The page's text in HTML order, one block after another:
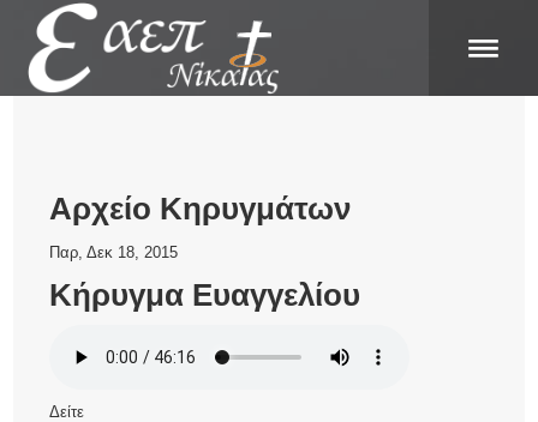
Αρχείο Κηρυγμάτων
Παρ, Δεκ 18, 2015
Κήρυγμα Ευαγγελίου
Δείτε